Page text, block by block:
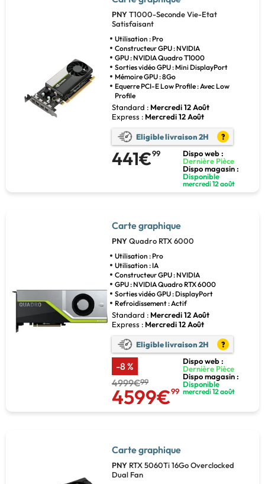
PNYT1000-Seconde Vie-Etat
Satisfaisant
Utilisation : Pro
Constructeur GPU : NVIDIA
GPU : NVIDIA Quadro T1000
Sorties vidéo GPU : Mini DisplayPort
Mémoire GPU : 8Go
Equerre PCI-E Low Profile : Avec Low
Profile
Standard : Mercredi 12 Août
Express : Mercredi 12 Août
Eligible livraison 2H ?
441€99
Dispo web :
Dernière Pièce
Dispo magasin :
Disponible
mercredi 12 août
Carte graphique
PNYQuadro RTX 6000
Utilisation : Pro
Utilisation : IA
Constructeur GPU : NVIDIA
GPU : NVIDIA Quadro RTX 6000
Sorties vidéo GPU : DisplayPort
Refroidissement : Actif
Standard : Mercredi 12 Août
Express : Mercredi 12 Août
Eligible livraison 2H ?
-8 %
4999€99
4599€99
Dispo web :
Dernière Pièce
Dispo magasin :
Disponible
mercredi 12 août
Carte graphique
PNY RTX 5060Ti 16Go Overclocked
Dual Fan